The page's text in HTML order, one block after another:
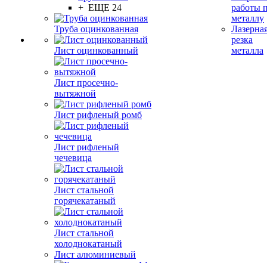
+ ЕЩЕ 24
Труба оцинкованная
Лист оцинкованный
Лист просечно-
вытяжной
Лист рифленый ромб
Лист рифленый
чечевица
Лист стальной
горячекатаный
Лист стальной
холоднокатаный
Лист алюминиевый
работы
металлу
резка
металла